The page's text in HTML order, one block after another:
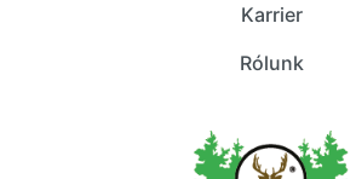
Karrier
Rólunk